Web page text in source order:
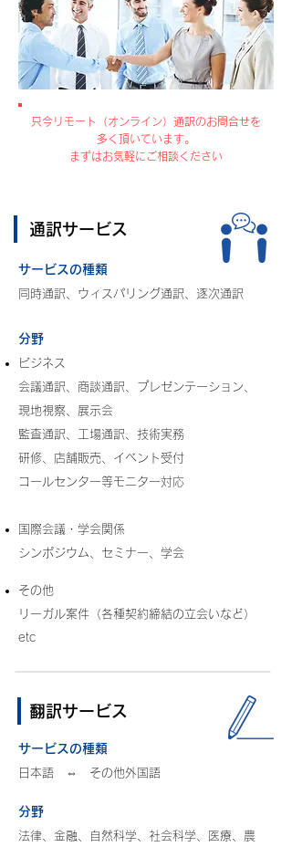
只今リモート（オンライン）通訳のお問合せを
多く頂いています。
まずはお気軽にご相談ください
通訳サービス
サービスの種類
同時通訳、ウィスパリング通訳、逐次通訳
分野
ビジネス
会議通訳、商談通訳、プレゼンテーション、
現地視察、展示会
監査通訳、工場通訳、技術実務
研修、店舗販売、イベント受付
コールセンター等モニター対応
国際会議・学会関係
シンポジウム、セミナー、学会
その他
リーガル案件（各種契約締結の立会いなど）
etc
翻訳サービス
サービスの種類
日本語 ⇔ その他外国語
分野
法律、金融、自然科学、社会科学、医療、農